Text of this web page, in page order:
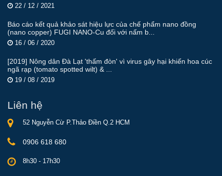
22 / 12 / 2021
Báo cáo kết quả khảo sát hiệu lực của chế phẩm nano đồng
(nano copper) FUGI NANO-Cu đối với nấm b...
16 / 06 / 2020
[2019] Nông dân Đà Lạt 'thấm đòn' vì virus gây hại khiến hoa cúc
ngã rạp (tomato spotted wilt) & ...
19 / 08 / 2019
Liên hệ
52 Nguyễn Cừ P.Thảo Điền Q.2 HCM
0906 618 680
8h30 - 17h30